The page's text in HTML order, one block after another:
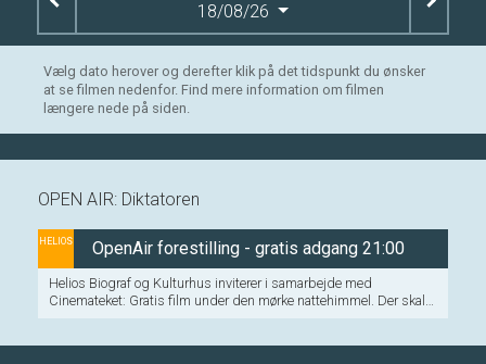
18/08/26
Vælg dato herover og derefter klik på det tidspunkt du ønsker
at se filmen nedenfor. Find mere information om filmen
længere nede på siden.
OPEN AIR: Diktatoren
HELIOS OpenAir forestilling - gratis adgang 21:00
Helios Biograf og Kulturhus inviterer i samarbejde med
Cinemateket: Gratis film under den mørke nattehimmel. Der skal